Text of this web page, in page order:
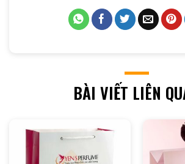
BÀI VIẾT LIÊN